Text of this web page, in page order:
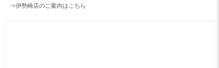
⇒伊勢崎店のご案内はこちら